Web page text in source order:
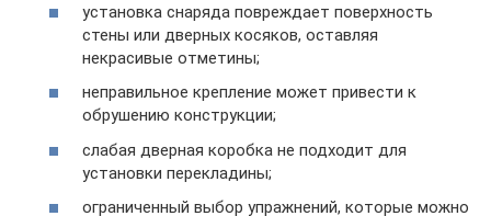
установка снаряда повреждает поверхность
стены или дверных косяков, оставляя
некрасивые отметины;
неправильное крепление может привести к
обрушению конструкции;
слабая дверная коробка не подходит для
установки перекладины;
ограниченный выбор упражнений, которые можно